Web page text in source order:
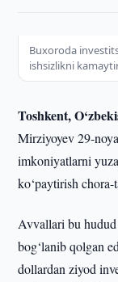
Buxoroda
ishsizlikni
Toshkent,
Mirziyoyev 29-
imkoniyatlarni
ko‘paytirish
Avvallari bu
bog‘lanib qolgan
dollardan ziyod